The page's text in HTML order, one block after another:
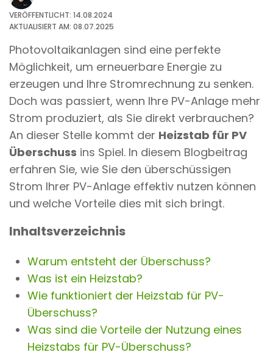
VERÖFFENTLICHT: 14.08.2024
AKTUALISIERT AM: 08.07.2025
Photovoltaikanlagen sind eine perfekte
Möglichkeit, um erneuerbare Energie zu
erzeugen und Ihre Stromrechnung zu senken.
Doch was passiert, wenn Ihre PV-Anlage mehr
Strom produziert, als Sie direkt verbrauchen?
An dieser Stelle kommt der Heizstab für PV
Überschuss ins Spiel. In diesem Blogbeitrag
erfahren Sie, wie Sie den überschüssigen
Strom Ihrer PV-Anlage effektiv nutzen können
und welche Vorteile dies mit sich bringt.
Inhaltsverzeichnis
Warum entsteht der Überschuss?
Was ist ein Heizstab?
Wie funktioniert der Heizstab für PV-
Überschuss?
Was sind die Vorteile der Nutzung eines
Heizstabs für PV-Überschuss?